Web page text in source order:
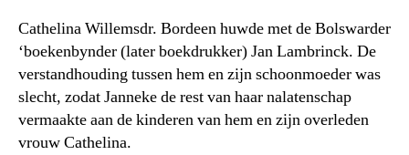
Cathelina Willemsdr. Bordeen huwde met de Bolswarder
‘boekenbynder (later boekdrukker) Jan Lambrinck. De
verstandhouding tussen hem en zijn schoonmoeder was
slecht, zodat Janneke de rest van haar nalatenschap
vermaakte aan de kinderen van hem en zijn overleden
vrouw Cathelina.